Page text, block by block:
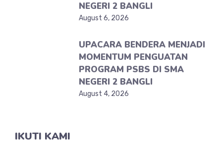
NEGERI 2 BANGLI
August 6, 2026
UPACARA BENDERA MENJADI
MOMENTUM PENGUATAN
PROGRAM PSBS DI SMA
NEGERI 2 BANGLI
August 4, 2026
IKUTI KAMI